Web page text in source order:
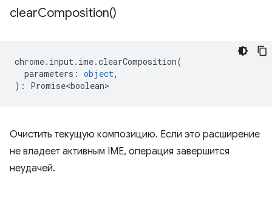
clearComposition()
chrome. input. ime.clearComposition(
parameters : object,
) : Promise<boolean>
Очистить текущую композицию. Если это расширение
не владеет активным IME, операция завершится
неудачей.